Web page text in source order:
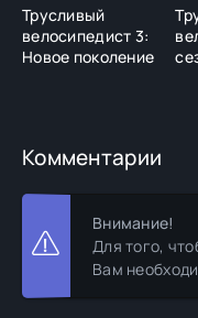
Трусливый
велосипедист 3:
Новое поколение
Комментарии
Внимание!
Для того,
Вам